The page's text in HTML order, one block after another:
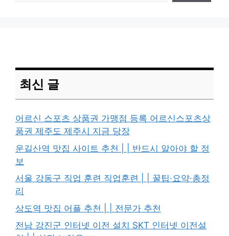
최신 글
어르신 스포츠 상품권 가맹점 등록 어르신스포츠상
품권 제주도 제주시 지금 당장
운길산역 맛집 사이트 추천 | | 반드시 알아야 할 정
보
서울 강동구 직업 훈련 직업훈련 | | 꿀팁·요약·총정
리
상도역 맛집 어플 추천 | | 전문가 추천
전남 강진군 인터넷 이전 설치 SKT 인터넷 이전설